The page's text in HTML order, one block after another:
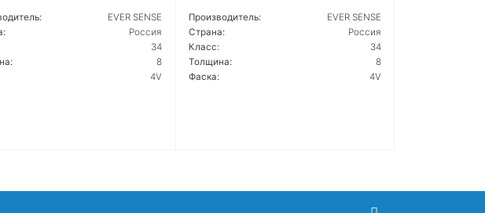
EVER SENSE
Россия
34
8
4V
Производитель:
EVER SENSE
Страна:
Россия
Класс:
34
Толщина:
8
Фаска:
4V